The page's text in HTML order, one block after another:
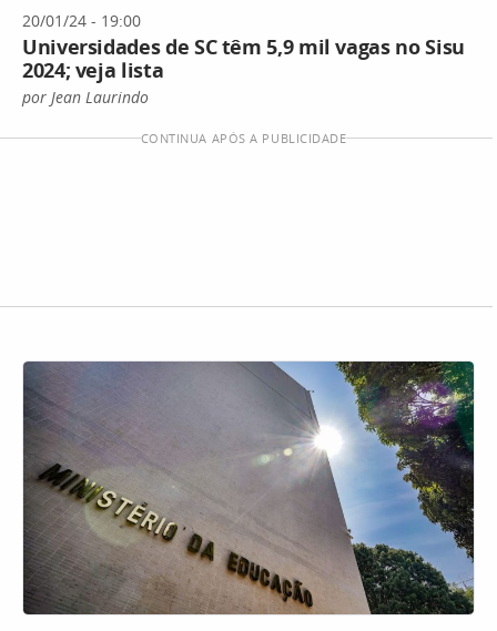
20/01/24 - 19:00
Universidades de SC têm 5,9 mil vagas no Sisu
2024; veja lista
por Jean Laurindo
CONTINUA APÓS A PUBLICIDADE